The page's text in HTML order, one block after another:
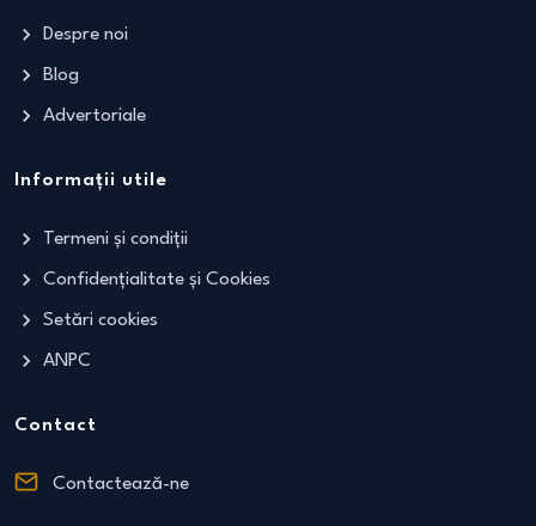
Despre noi
Blog
Advertoriale
Informații utile
Termeni și condiții
Confidențialitate și Cookies
Setări cookies
ANPC
Contact
Contactează-ne